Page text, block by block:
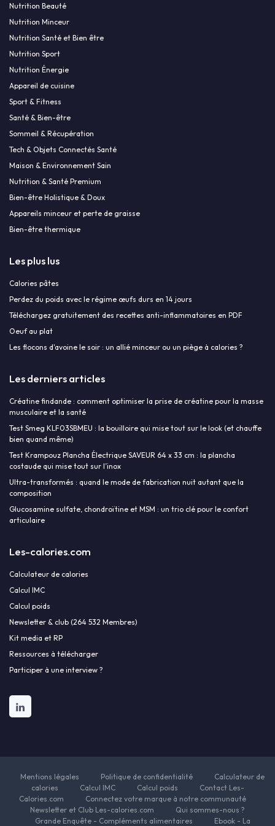
Nutrition Beauté
Nutrition Minceur
Nutrition Santé et Bien être
Nutrition Sport
Nutrition Énergie
Appareil de cuisine
Sport & Fitness
Santé & Bien-être
Sommeil & Récupération
Tech & Objets Connectés Santé
Maison & Environnement Sain
Nutrition & Santé Premium
Bien-être Holistique & Doux
Appareils minceur et perte de graisse
Bien-être thermique
Les plus lus
Calories pâtes
Perdez du poids avec le régime œufs durs en 14 jours
Téléchargez gratuitement des recettes anti-inflammatoires en PDF
Oeuf au plat
Les flocons d'avoine le soir : un allié minceur ou un piège à calories ?
Les derniers articles
Créatine findande : comment optimiser la prise de créatine pour la masse
musculaire et la santé
Test Smeg KLF03SBMEU : la bouilloire qui mise tout sur le look (et chauffe
bien quand même)
Test Krampouz Plancha Électrique SAVEUR 64 x 33 cm : la plancha
costaude qui mise tout sur l’inox
Ultra-transformés : quand le mode de fabrication nuit autant que la
composition
Glucosamine sulfate, chondroïtine et MSM : un trio clé pour le confort
articulaire
Les-calories.com
Calculateur de calories
Calcul IMC
Calcul poids
Newsletter & club (264 532 Membres)
Kit media et RP
Ressources à télécharger
Participer à une interview ?
Mentions légales Politique de confidentialité
Calculateur de
calories
Calcul IMC Calcul poids
Contact Les-
Calories.com
Connectez votre marque à notre communauté
Newsletter et Club Les-calories.com
Qui sommes-nous ?
Grande Enquête - Compléments alimentaires
Ebook - La